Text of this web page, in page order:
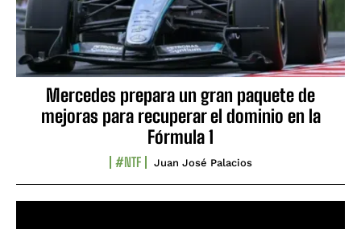
Mercedes prepara un gran paquete de
mejoras para recuperar el dominio en la
Fórmula 1
#NTF Juan José Palacios